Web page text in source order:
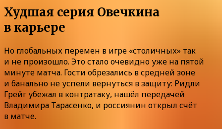
Худшая серия Овечкина
в карьере
Но глобальных перемен в игре «столичных» так
и не произошло. Это стало очевидно уже на пятой
минуте матча. Гости обрезались в средней зоне
и банально не успели вернуться в защиту: Ридли
Грейг убежал в контратаку, нашёл передачей
Владимира Тарасенко, и россиянин открыл счёт
в матче.